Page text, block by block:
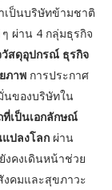
เป็นบริษัทข้ามชาติ
ผ่าน 4 กลุ่มธุรกิจ
สดุอุปกรณ์ ธุรกิจ
ภาพการประกาศ
นของบริษัทใน
เป็นเอกลักษณ์
ปลงโลก ผ่าน
คงเดินหน้าช่วย
งคมและสุขภาวะ